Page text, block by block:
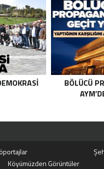
NAZLI
.
BÖLÜCÜ
Köyümüzden Görüntüler